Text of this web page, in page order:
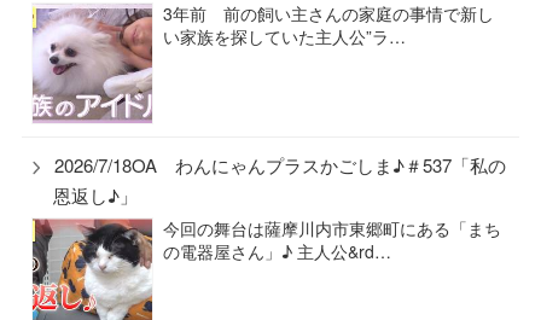
3年前 前の飼い主さんの家庭の事情で新し
い家族を探していた主人公”ラ…
2026/7/18OA わんにゃんプラスかごしま♪＃537「私の
恩返し♪」
今回の舞台は薩摩川内市東郷町にある「まち
の電器屋さん」♪ 主人公&rd…